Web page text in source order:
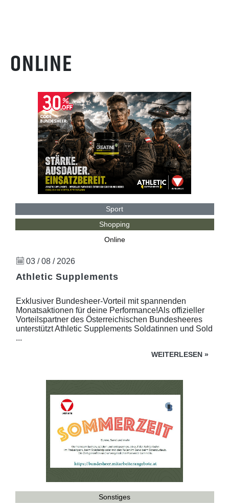
ONLINE
Sport
Shopping
Online
03 / 08 / 2026
Athletic Supplements
Exklusiver Bundesheer-Vorteil mit spannenden
Monatsaktionen für deine Performance!Als offizieller
Vorteilspartner des Österreichischen Bundesheeres
unterstützt Athletic Supplements Soldatinnen und Sold
...
WEITERLESEN »
Sonstiges